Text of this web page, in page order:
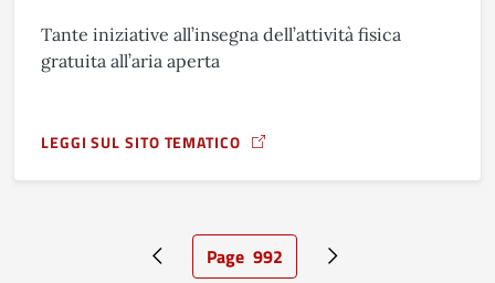
Tante iniziative all’insegna dell’attività fisica
gratuita all’aria aperta
LEGGI SUL SITO TEMATICO
A PROPOSITO DI LE FESTE DELLO SPORT NEI QUARTIERI
Pagina precedente
Pagina attuale
Page 992 Pagina successiva